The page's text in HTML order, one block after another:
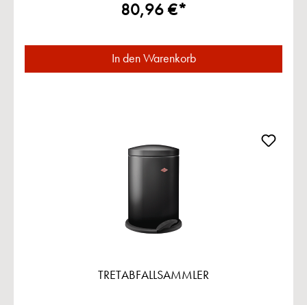
80,96 €*
In den Warenkorb
TRETABFALLSAMMLER